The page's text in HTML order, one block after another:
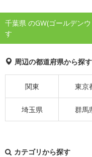
千葉県 のGW(ゴールデン
す
周辺の都道府県から探す
関東 東京
埼玉県 群馬
カテゴリから探す